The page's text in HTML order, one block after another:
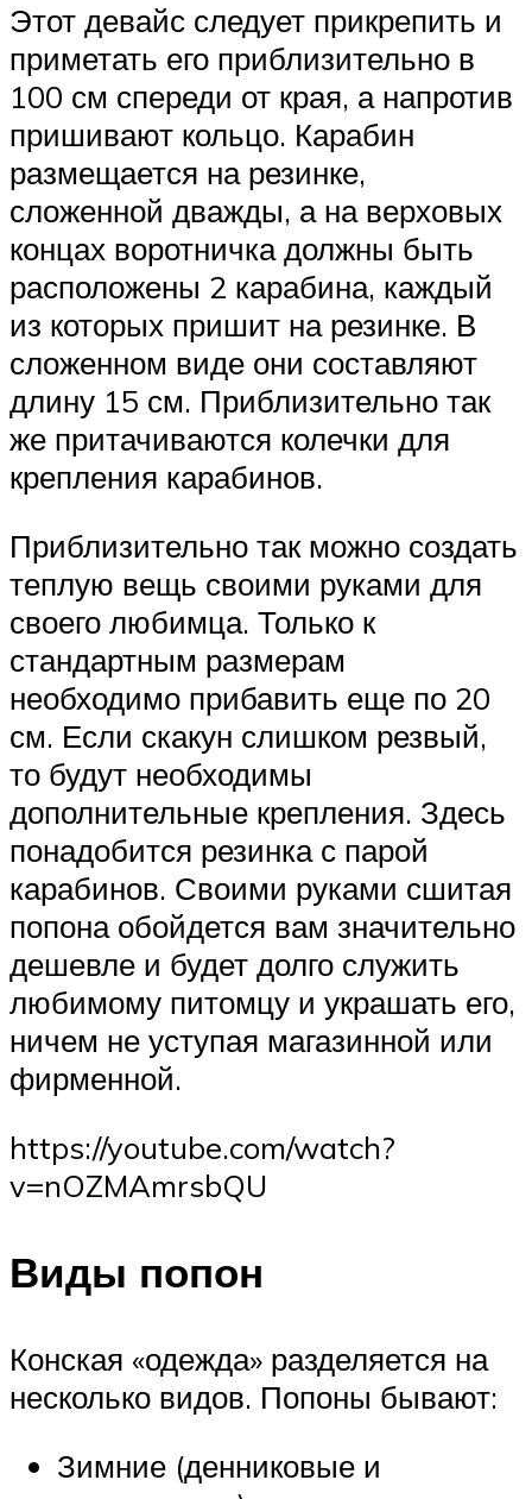
Этот девайс следует прикрепить и
приметать его приблизительно в
100 см спереди от края, а напротив
пришивают кольцо. Карабин
размещается на резинке,
сложенной дважды, а на верховых
концах воротничка должны быть
расположены 2 карабина, каждый
из которых пришит на резинке. В
сложенном виде они составляют
длину 15 см. Приблизительно так
же притачиваются колечки для
крепления карабинов.
Приблизительно так можно создать
теплую вещь своими руками для
своего любимца. Только к
стандартным размерам
необходимо прибавить еще по 20
см. Если скакун слишком резвый,
то будут необходимы
дополнительные крепления. Здесь
понадобится резинка с парой
карабинов. Своими руками сшитая
попона обойдется вам значительно
дешевле и будет долго служить
любимому питомцу и украшать его,
ничем не уступая магазинной или
фирменной.
https://youtube.com/watch?
v=nOZMAmrsbQU
Виды попон
Конская «одежда» разделяется на
несколько видов. Попоны бывают:
Зимние (денниковые и